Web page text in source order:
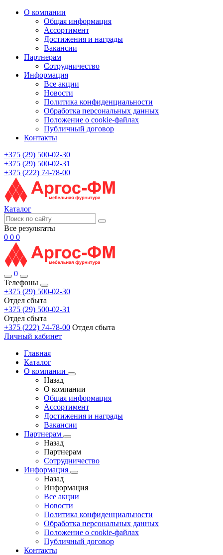
О компании
Общая информация
Ассортимент
Достижения и награды
Вакансии
Партнерам
Сотрудничество
Информация
Все акции
Новости
Политика конфиденциальности
Обработка персональных данных
Положение о cookie-файлах
Публичный договор
Контакты
+375 (29) 500-02-30
+375 (29) 500-02-31
+375 (222) 74-78-00
Каталог
Все результаты
0 0 0
0
Телефоны
+375 (29) 500-02-30
Отдел сбыта
+375 (29) 500-02-31
Отдел сбыта
+375 (222) 74-78-00 Отдел сбыта
Личный кабинет
Главная
Каталог
О компании
Назад
О компании
Общая информация
Ассортимент
Достижения и награды
Вакансии
Партнерам
Назад
Партнерам
Сотрудничество
Информация
Назад
Информация
Все акции
Новости
Политика конфиденциальности
Обработка персональных данных
Положение о cookie-файлах
Публичный договор
Контакты